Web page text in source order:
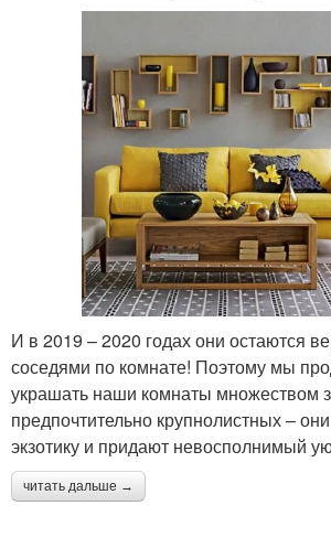
И в 2019 – 2020 годах они остаются
соседями по комнате! Поэтому мы
украшать наши комнаты множеством
предпочтительно крупнолистных –
экзотику и придают невосполнимый
читать дальше →